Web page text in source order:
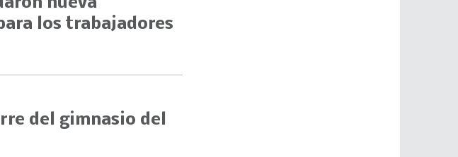
los trabajadores
del gimnasio del